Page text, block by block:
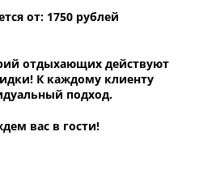
от: 1750 рублей
отдыхающих действуют
К каждому клиенту
подход.
вас в гости!